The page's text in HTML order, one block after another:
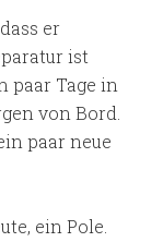
er
ist
paar Tage in
von Bord.
paar neue
ein Pole.